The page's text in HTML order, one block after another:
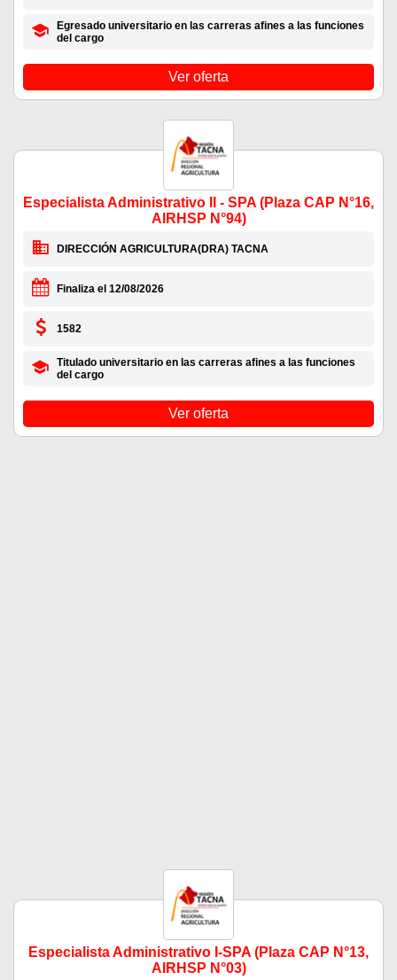
Egresado universitario en las carreras afines a las funciones
del cargo
Ver oferta
Especialista Administrativo II - SPA (Plaza CAP N°16,
AIRHSP N°94)
DIRECCIÓN AGRICULTURA(DRA) TACNA
Finaliza el 12/08/2026
1582
Titulado universitario en las carreras afines a las funciones
del cargo
Ver oferta
Especialista Administrativo I-SPA (Plaza CAP N°13,
AIRHSP N°03)